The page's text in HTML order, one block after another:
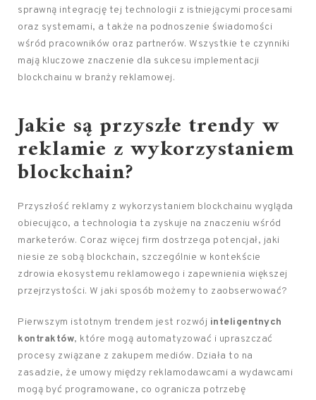
sprawną integrację tej technologii z istniejącymi procesami
oraz systemami, a także na podnoszenie świadomości
wśród pracowników oraz partnerów. Wszystkie te czynniki
mają kluczowe znaczenie dla sukcesu implementacji
blockchainu w branży reklamowej.
Jakie są przyszłe trendy w
reklamie z wykorzystaniem
blockchain?
Przyszłość reklamy z wykorzystaniem blockchainu wygląda
obiecująco, a technologia ta zyskuje na znaczeniu wśród
marketerów. Coraz więcej firm dostrzega potencjał, jaki
niesie ze sobą blockchain, szczególnie w kontekście
zdrowia ekosystemu reklamowego i zapewnienia większej
przejrzystości. W jaki sposób możemy to zaobserwować?
Pierwszym istotnym trendem jest rozwój inteligentnych
kontraktów, które mogą automatyzować i upraszczać
procesy związane z zakupem mediów. Działa to na
zasadzie, że umowy między reklamodawcami a wydawcami
mogą być programowane, co ogranicza potrzebę